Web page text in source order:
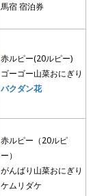
馬宿 宿泊券
赤ルピー(20ルピー)
ゴーゴー山菜おにぎり
バクダン花
赤ルピー（20ルピ
ー）
がんばり山菜おにぎり
ケムリダケ